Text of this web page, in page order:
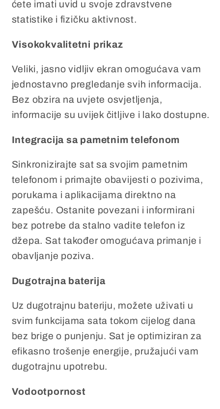
ćete imati uvid u svoje zdravstvene
statistike i fizičku aktivnost.
Visokokvalitetni prikaz
Veliki, jasno vidljiv ekran omogućava vam
jednostavno pregledanje svih informacija.
Bez obzira na uvjete osvjetljenja,
informacije su uvijek čitljive i lako dostupne.
Integracija sa pametnim telefonom
Sinkronizirajte sat sa svojim pametnim
telefonom i primajte obavijesti o pozivima,
porukama i aplikacijama direktno na
zapešću. Ostanite povezani i informirani
bez potrebe da stalno vadite telefon iz
džepa. Sat također omogućava primanje i
obavljanje poziva.
Dugotrajna baterija
Uz dugotrajnu bateriju, možete uživati u
svim funkcijama sata tokom cijelog dana
bez brige o punjenju. Sat je optimiziran za
efikasno trošenje energije, pružajući vam
dugotrajnu upotrebu.
Vodootpornost